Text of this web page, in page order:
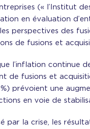
(« l’Institut
en évaluation
perspectives des
de fusions et
l’inflation continue
de fusions et
prévoient une
en voie de
la crise, les